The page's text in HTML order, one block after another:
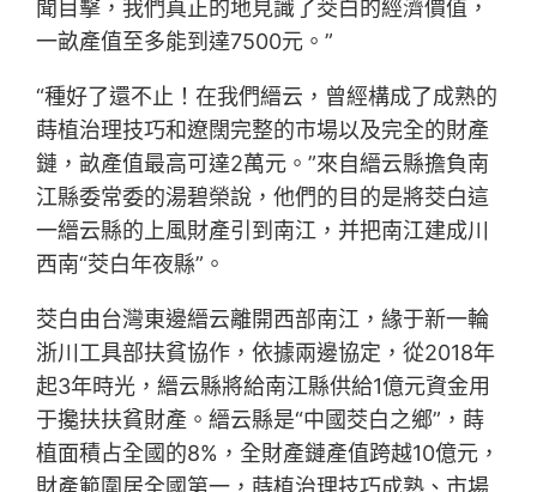
聞目擊，我們真正的地見識了茭白的經濟價值，
一畝產值至多能到達7500元。”
“種好了還不止！在我們縉云，曾經構成了成熟的
蒔植治理技巧和遼闊完整的市場以及完全的財產
鏈，畝產值最高可達2萬元。”來自縉云縣擔負南
江縣委常委的湯碧榮說，他們的目的是將茭白這
一縉云縣的上風財產引到南江，并把南江建成川
西南“茭白年夜縣”。
茭白由台灣東邊縉云離開西部南江，緣于新一輪
浙川工具部扶貧協作，依據兩邊協定，從2018年
起3年時光，縉云縣將給南江縣供給1億元資金用
于攙扶扶貧財產。縉云縣是“中國茭白之鄉”，蒔
植面積占全國的8%，全財產鏈產值跨越10億元，